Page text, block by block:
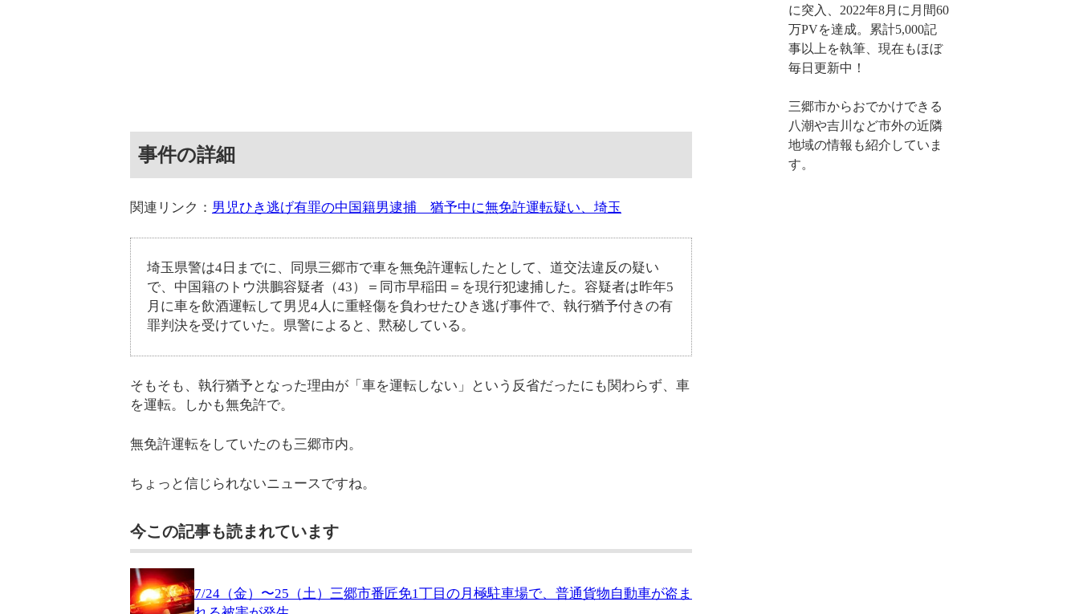
事件の詳細
関連リンク： 男児ひき逃げ有罪の中国籍男逮捕 猶予中に無免許運転疑い、埼玉
埼玉県警は4日までに、同県三郷市で車を無免許運転したとして、道交法違反の疑い
で、中国籍のトウ洪鵬容疑者（43）＝同市早稲田＝を現行犯逮捕した。容疑者は昨年5
月に車を飲酒運転して男児4人に重軽傷を負わせたひき逃げ事件で、執行猶予付きの有
罪判決を受けていた。県警によると、黙秘している。
そもそも、執行猶予となった理由が「車を運転しない」という反省だったにも関わらず、車
を運転。しかも無免許で。
無免許運転をしていたのも三郷市内。
ちょっと信じられないニュースですね。
今この記事も読まれています
7/24（金）〜25（土）三郷市番匠免1丁目の月極駐車場で、普通貨物自動車が盗ま
に突入、2022年8月に月間60
万PVを達成。累計5,000記
事以上を執筆、現在もほぼ
毎日更新中！
三郷市からおでかけできる
八潮や吉川など市外の近隣
地域の情報も紹介していま
す。